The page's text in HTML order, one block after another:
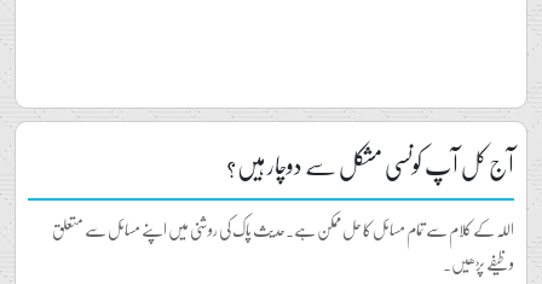
آج کل آپ کونسی مشکل سے دوچار ہیں؟
اللہ کے کلام سے تمام مسائل کا حل ممکن ہے۔حدیث پاک کی روشنی میں اپنے مسائل سے متعلق
وظیفے پڑھیں۔